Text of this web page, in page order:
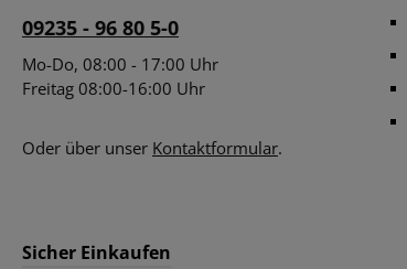
09235 - 96 80 5-0
Mo-Do, 08:00 - 17:00 Uhr
Freitag 08:00-16:00 Uhr
Oder über unser Kontaktformular.
Sicher Einkaufen